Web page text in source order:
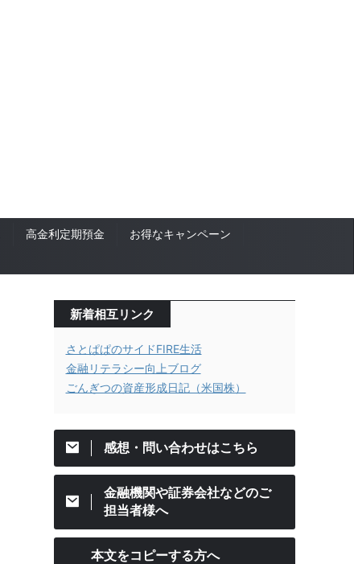
高金利定期預金
お得なキャンペーン
新着相互リンク
さとぱぱのサイドFIRE生活
金融リテラシー向上ブログ
ごんぎつの資産形成日記（米国株）
感想・問い合わせはこちら
金融機関や証券会社などのご
担当者様へ
本文をコピーする方へ